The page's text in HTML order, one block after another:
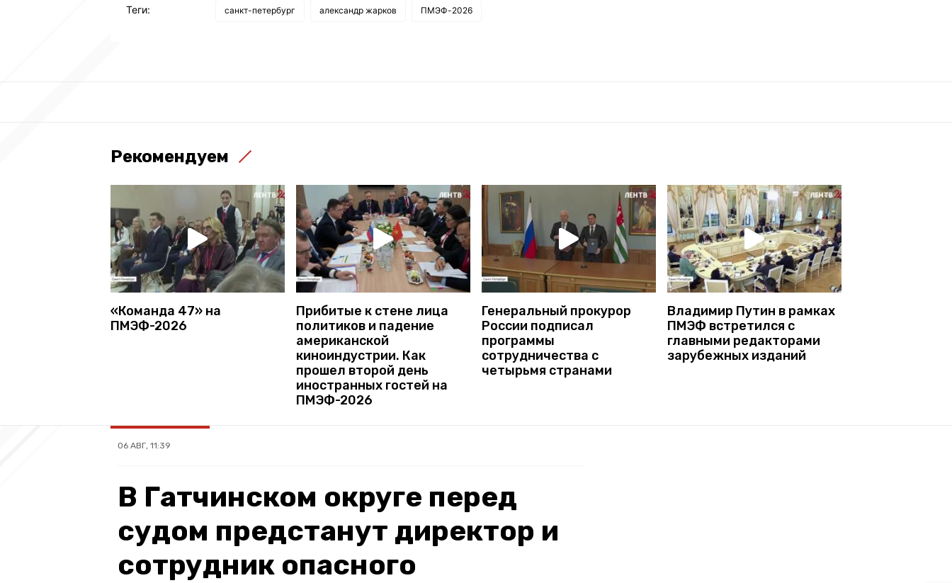
Теги: санкт-петербург александр жарков ПМЭФ-2026
Рекомендуем
«Команда 47» на
ПМЭФ-2026
Прибитые к стене лица
политиков и падение
американской
киноиндустрии. Как
прошел второй день
иностранных гостей на
ПМЭФ-2026
Генеральный прокурор
России подписал
программы
сотрудничества с
четырьмя странами
Владимир Путин в рамках
ПМЭФ встретился с
главными редакторами
зарубежных изданий
06 АВГ, 11:39
В Гатчинском округе перед
судом предстанут директор и
сотрудник опасного